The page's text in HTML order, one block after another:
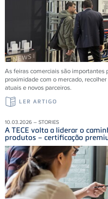
As feiras comerciais são importantes
proximidade com o mercado,
atuais e novos parceiros.
LER ARTIGO
10.03.2026 – STORIES
A TECE volta a liderar o
produtos – certificação